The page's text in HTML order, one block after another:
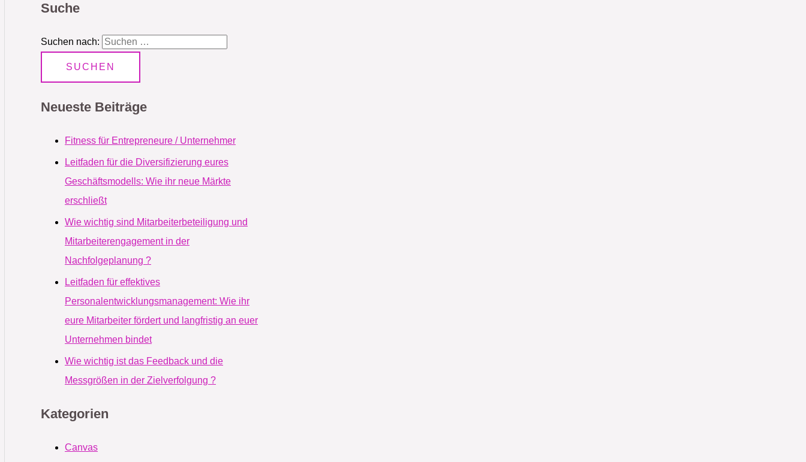
Suche
Suchen nach:
Neueste Beiträge
Fitness für Entrepreneure / Unternehmer
Leitfaden für die Diversifizierung eures
Geschäftsmodells: Wie ihr neue Märkte
erschließt
Wie wichtig sind Mitarbeiterbeteiligung und
Mitarbeiterengagement in der
Nachfolgeplanung ?
Leitfaden für effektives
Personalentwicklungsmanagement: Wie ihr
eure Mitarbeiter fördert und langfristig an euer
Unternehmen bindet
Wie wichtig ist das Feedback und die
Messgrößen in der Zielverfolgung ?
Kategorien
Canvas